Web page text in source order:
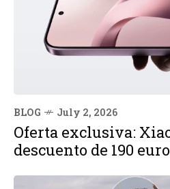
BLOG July 2, 2026
Oferta exclusiva:
descuento de 190